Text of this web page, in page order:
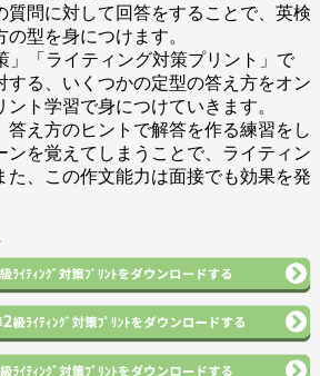
質問に対して回答をすることで、英検
型を身につけます。
」「ライティング対策プリント」で
する、いくつかの定型の答え方をオン
ト学習で身につけていきます。
答え方のヒントで解答を作る練習をし
ンを覚えてしまうことで、ライティン
た、この作文能力は面接でも効果を発